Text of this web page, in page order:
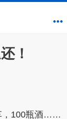
！
，100瓶酒……